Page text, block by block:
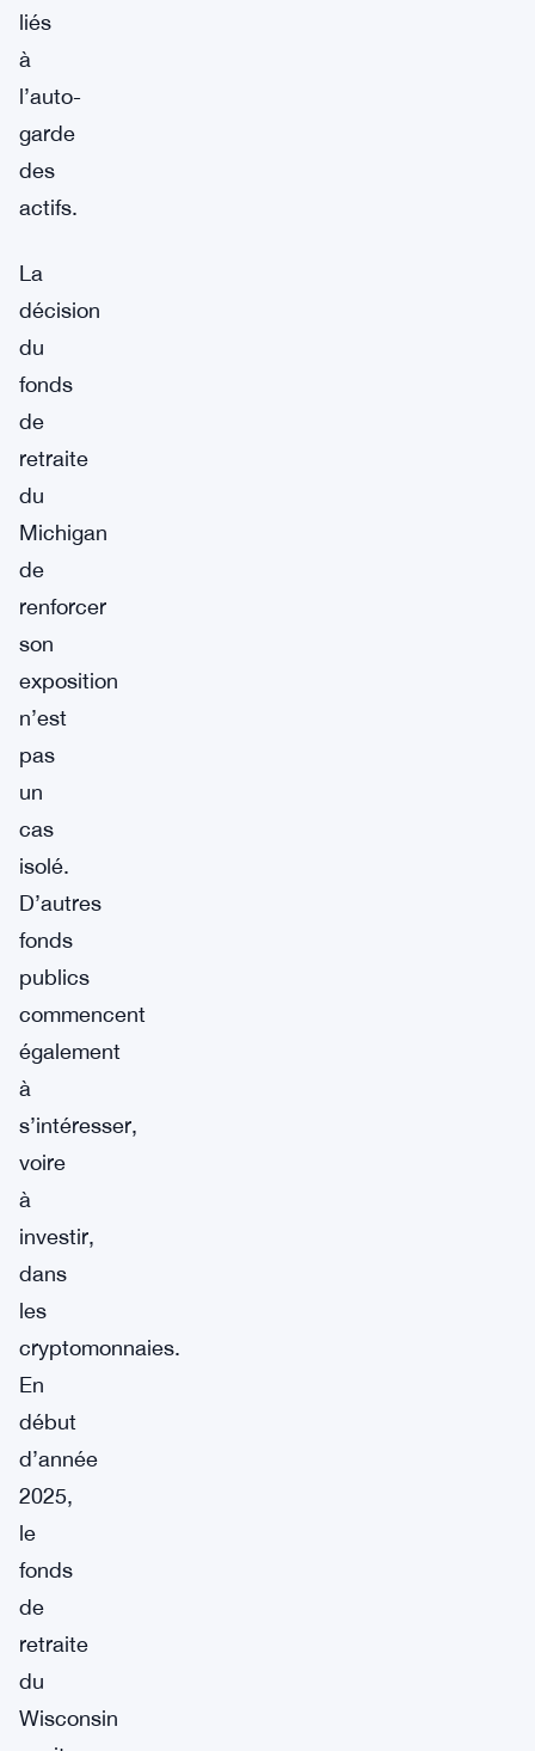
liés
à
l’auto-
garde
des
actifs.
La
décision
du
fonds
de
retraite
du
Michigan
de
renforcer
son
exposition
n’est
pas
un
cas
isolé.
D’autres
fonds
publics
commencent
également
à
s’intéresser,
voire
à
investir,
dans
les
cryptomonnaies.
En
début
d’année
2025,
le
fonds
de
retraite
du
Wisconsin